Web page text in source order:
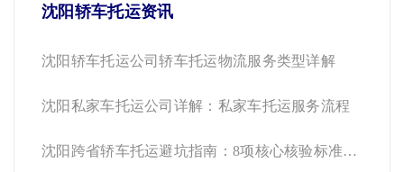
沈阳轿车托运资讯
沈阳轿车托运公司轿车托运物流服务类型详解
沈阳私家车托运公司详解：私家车托运服务流程
沈阳跨省轿车托运避坑指南：8项核心核验标准与